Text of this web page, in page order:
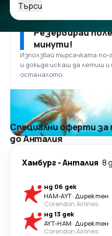
Търси
Резервирай
минути!
Използвай търсачката по-
и докъде искаш да летиш
останалото.
Специални оферти
до Анталия
Хамбург-Анталия 8
нд 06 дек
HAM-AYT· Директен
Corendon Airlines
нд 13 дек
AYT-HAM· Директен
Corendon Airlines